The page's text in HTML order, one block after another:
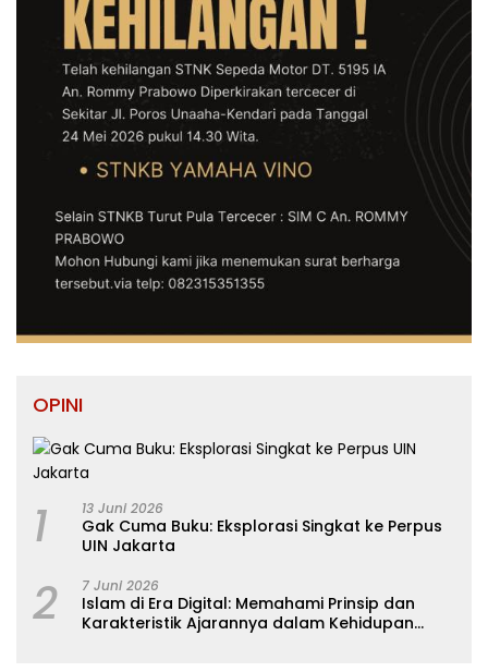
OPINI
1 13 Juni 2026
Gak Cuma Buku: Eksplorasi Singkat ke Perpus
UIN Jakarta
2 7 Juni 2026
Islam di Era Digital: Memahami Prinsip dan
Karakteristik Ajarannya dalam Kehidupan